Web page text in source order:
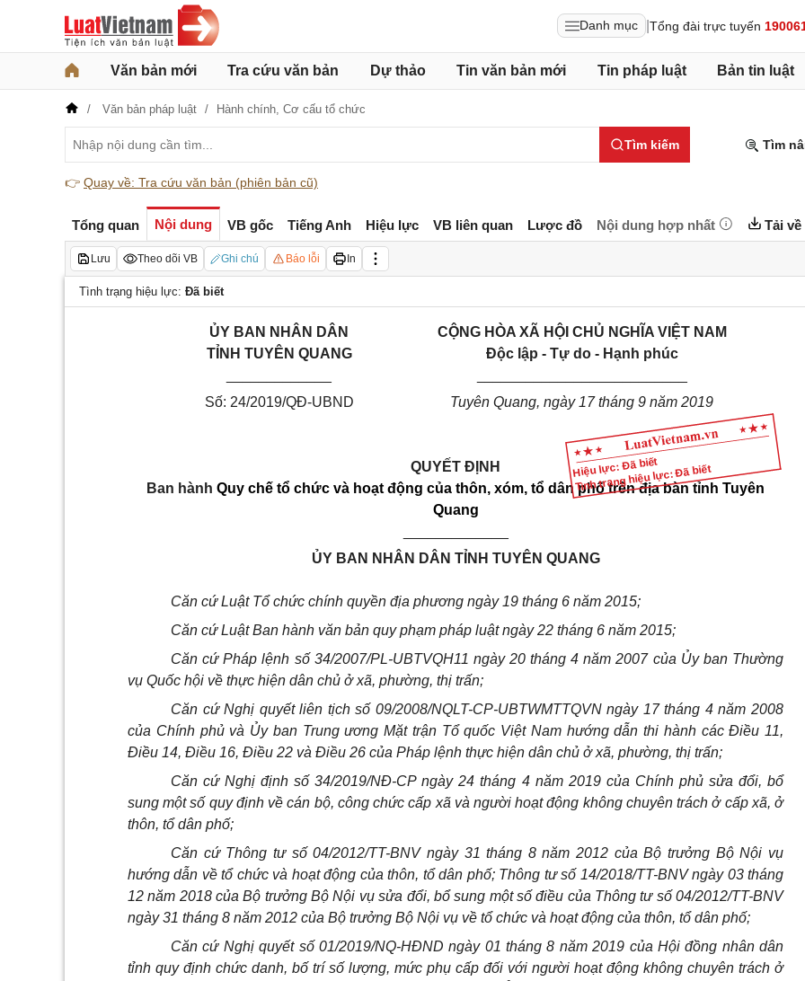
Danh mục Tổng đài trực tuyến
Văn bản mới Tra cứu văn bản Dự thảo Tin văn bản mới Tin pháp luật Bản tin luật
Văn bản pháp luật Hành chính, Cơ cấu tổ chức
Tìm kiếm Tìm
👉 Quay về: Tra cứu văn bản (phiên bản cũ)
Tổng quan Nội dung VB gốc Tiếng Anh Hiệu lực VB liên quan Lược đồ Nội dung hợp nhất Tải về
Lưu Theo dõi VB Ghi chú Báo lỗi In
Tình trạng hiệu lực: Đã biết
Hiệu lực: Đã biết
Tình trạng hiệu lực: Đã biết
ỦY BAN NHÂN DÂN
TỈNH TUYÊN QUANG
CỘNG HÒA XÃ HỘI CHỦ NGHĨA VIỆT NAM
Độc lập - Tự do - Hạnh phúc
Số: 24/2019/QĐ-UBND
Tuyên Quang, ngày 17 tháng 9 năm 2019
QUYẾT ĐỊNH
Ban hành Quy chế tổ chức và hoạt động của thôn, xóm, tổ dân phố trên địa bàn tỉnh Tuyên
Quang
ỦY BAN NHÂN DÂN TỈNH TUYÊN QUANG
Căn cứ Luật Tổ chức chính quyền địa phương ngày 19 tháng 6 năm 2015;
Căn cứ Luật Ban hành văn bản quy phạm pháp luật ngày 22 tháng 6 năm 2015;
Căn cứ Pháp lệnh số 34/2007/PL-UBTVQH11 ngày 20 tháng 4 năm 2007 của Ủy ban Thường
vụ Quốc hội về thực hiện dân chủ ở xã, phường, thị trấn;
Căn cứ Nghị quyết liên tịch số 09/2008/NQLT-CP-UBTWMTTQVN ngày 17 tháng 4 năm 2008
của Chính phủ và Ủy ban Trung ương Mặt trận Tổ quốc Việt Nam hướng dẫn thi hành các Điều 11,
Điều 14, Điều 16, Điều 22 và Điều 26 của Pháp lệnh thực hiện dân chủ ở xã, phường, thị trấn;
Căn cứ Nghị định số 34/2019/NĐ-CP ngày 24 tháng 4 năm 2019 của Chính phủ sửa đổi, bổ
sung một số quy định về cán bộ, công chức cấp xã và người hoạt động không chuyên trách ở cấp xã, ở
thôn, tổ dân phố;
Căn cứ Thông tư số 04/2012/TT-BNV ngày 31 tháng 8 năm 2012 của Bộ trưởng Bộ Nội vụ
hướng dẫn về tổ chức và hoạt động của thôn, tổ dân phố; Thông tư số 14/2018/TT-BNV ngày 03 tháng
12 năm 2018 của Bộ trưởng Bộ Nội vụ sửa đổi, bổ sung một số điều của Thông tư số 04/2012/TT-BNV
ngày 31 tháng 8 năm 2012 của Bộ trưởng Bộ Nội vụ về tổ chức và hoạt động của thôn, tổ dân phố;
Căn cứ Nghị quyết số 01/2019/NQ-HĐND ngày 01 tháng 8 năm 2019 của Hội đồng nhân dân
tỉnh quy định chức danh, bố trí số lượng, mức phụ cấp đối với người hoạt động không chuyên trách ở